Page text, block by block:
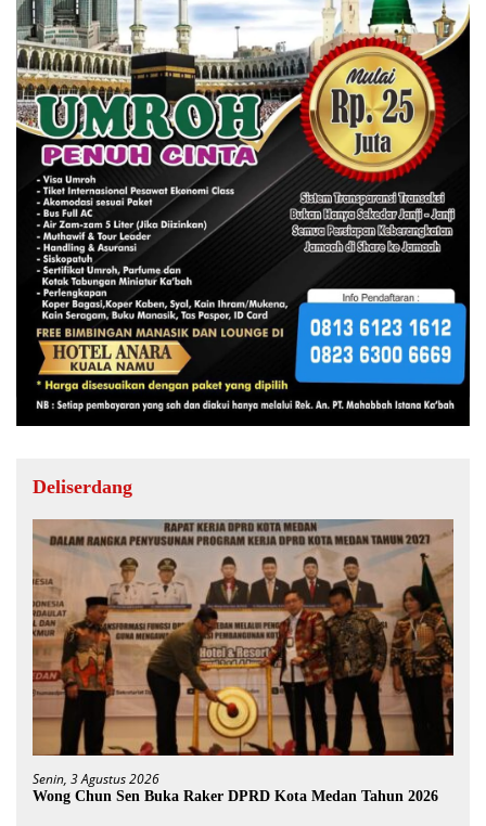
Deliserdang
Senin, 3 Agustus 2026
Wong Chun Sen Buka Raker DPRD Kota Medan Tahun 2026